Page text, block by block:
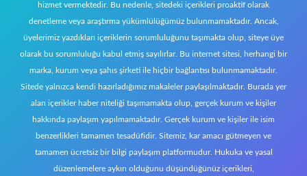
hizmet vermektedir. Bu nedenle, sitedeki içerikleri proaktif olarak
denetleme veya araştırma yükümlülüğümüz bulunmamaktadır. Ancak,
üyelerimiz yazdıkları içeriklerin sorumluluğunu taşımakta olup, siteye üye
olarak bu sorumluluğu kabul etmiş sayılırlar. Bu internet sitesi, herhangi bir
marka, kurum veya şahıs şirketi ile hiçbir bağlantısı bulunmamaktadır.
Sitede yalnızca kendi hazırladığımız makaleler paylaşılmaktadır. Burada yer
alan içerikler haber niteliği taşımamakta olup, gerçek kurum ve kişiler
hakkında paylaşım yapılmamaktadır. Gerçek kurum ve kişiler ile isim
benzerlikleri tamamen tesadüfidir. Sitemiz, kar amacı gütmeyen ve
tamamen ücretsiz bir bilgi paylaşım platformudur. Hukuka ve yasal
düzenlemelere aykırı olduğunu düşündüğünüz içerikleri,